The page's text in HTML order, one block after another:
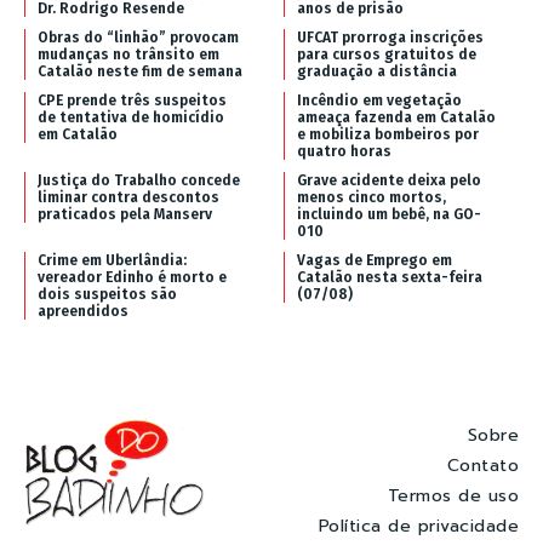
Dr. Rodrigo Resende
anos de prisão
Obras do “linhão” provocam
mudanças no trânsito em
Catalão neste fim de semana
UFCAT prorroga inscrições
para cursos gratuitos de
graduação a distância
CPE prende três suspeitos
de tentativa de homicídio
em Catalão
Incêndio em vegetação
ameaça fazenda em Catalão
e mobiliza bombeiros por
quatro horas
Justiça do Trabalho concede
liminar contra descontos
praticados pela Manserv
Grave acidente deixa pelo
menos cinco mortos,
incluindo um bebê, na GO-
010
Crime em Uberlândia:
vereador Edinho é morto e
dois suspeitos são
apreendidos
Vagas de Emprego em
Catalão nesta sexta-feira
(07/08)
Sobre
Contato
Termos de uso
Política de privacidade